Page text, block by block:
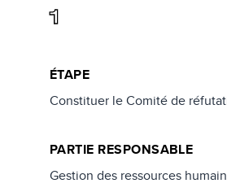
1
ÉTAPE
Constituer le Comité de
PARTIE RESPONSABLE
Gestion des ressources